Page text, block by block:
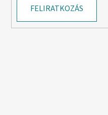
FELIRATKOZÁS